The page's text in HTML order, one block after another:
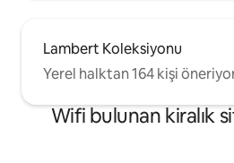
Lambert Koleksiyonu
Yerel halktan 164 kişi
Wifi bulunan kiralık